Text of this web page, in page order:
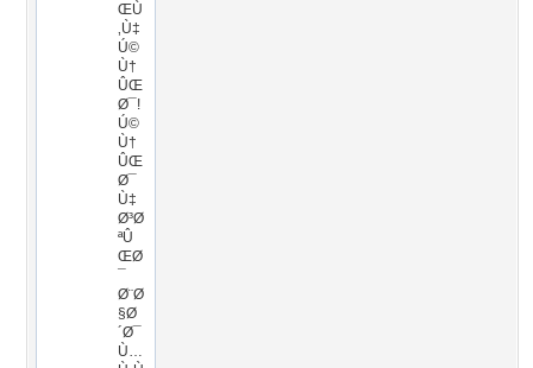
ŒÙ
‚Ù‡
Ú©
Ù†
ÛŒ
Ø¯!
Ú©
Ù†
ÛŒ
Ø¯
Ù‡
Ø³Ø
ªÛ
ŒØ
Ø¨Ø
§Ø
´Ø¯
Ù…